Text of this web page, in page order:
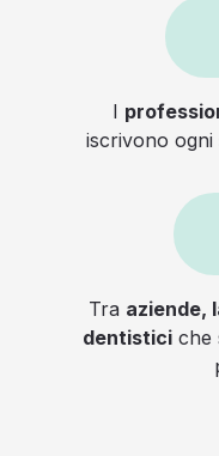
I
iscrivono ogni
Tra aziende,
dentisticiche